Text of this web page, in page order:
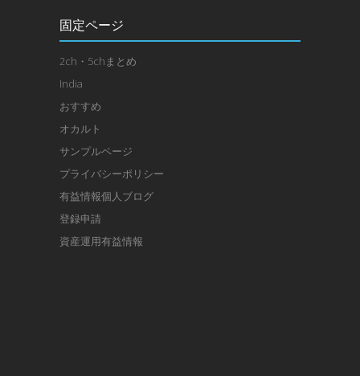
固定ページ
2ch・5chまとめ
India
おすすめ
オカルト
サンプルページ
プライバシーポリシー
有益情報個人ブログ
登録申請
資産運用有益情報